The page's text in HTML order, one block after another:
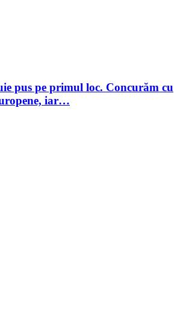
pus pe primul loc. Concurăm cu
iar…